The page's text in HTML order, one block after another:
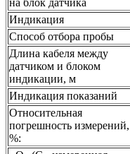
Индикация
Способ отбора пробы
Длина кабеля между
датчиком и блоком
индикации, м
Индикация показаний
Относительная
погрешность измерений,
%: